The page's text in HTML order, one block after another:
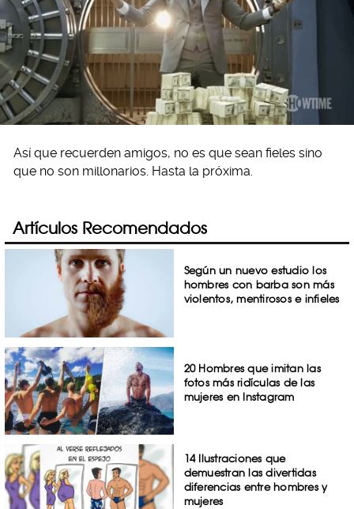
Así que recuerden amigos, no es que sean fieles sino
que no son millonarios. Hasta la próxima.
Artículos Recomendados
Según un nuevo estudio los
hombres con barba son más
violentos, mentirosos e infieles
20 Hombres que imitan las
fotos más ridículas de las
mujeres en Instagram
14 Ilustraciones que
demuestran las divertidas
diferencias entre hombres y
mujeres